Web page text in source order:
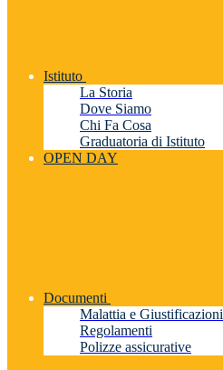
Istituto
La Storia
Dove Siamo
Chi Fa Cosa
Graduatoria di Istituto
OPEN DAY
Documenti
Malattia e Giustificazioni
Regolamenti
Polizze assicurative